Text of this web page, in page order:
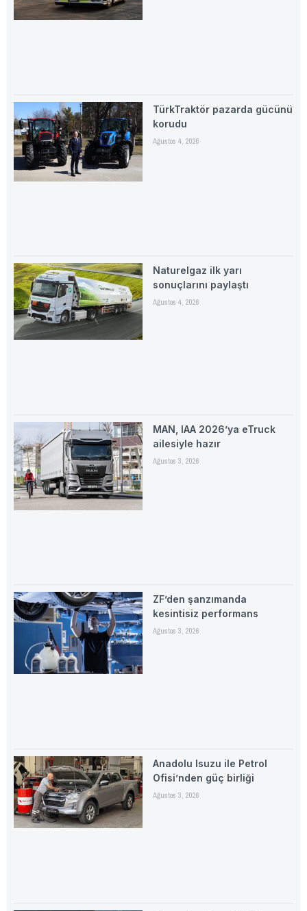
TürkTraktör pazarda gücünü
korudu
Ağustos 4, 2026
Naturelgaz ilk yarı
sonuçlarını paylaştı
Ağustos 4, 2026
MAN, IAA 2026’ya eTruck
ailesiyle hazır
Ağustos 3, 2026
ZF’den şanzımanda
kesintisiz performans
Ağustos 3, 2026
Anadolu Isuzu ile Petrol
Ofisi’nden güç birliği
Ağustos 3, 2026